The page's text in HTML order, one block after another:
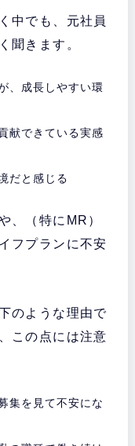
中でも、元社員
聞きます。
、成長しやすい環
献できている実感
だと感じる
、（特にMR）
フプランに不安
のような理由で
この点には注意
集を見て不安にな